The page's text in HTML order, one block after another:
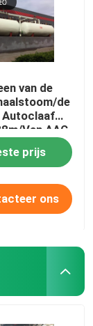
van de
de
Autoclaaf
Van AAC
van de
AAC
prijs
ons